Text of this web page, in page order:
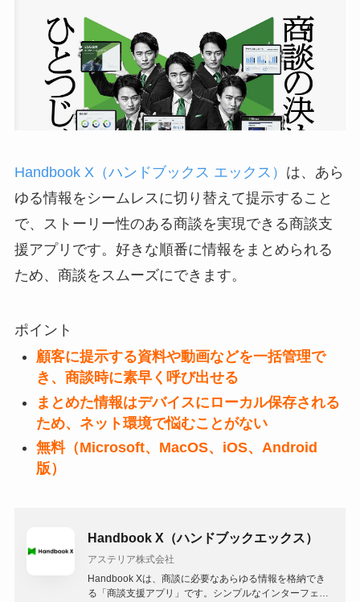
Handbook X（ハンドブックス エックス） は、あら
ゆる情報をシームレスに切り替えて提示すること
で、ストーリー性のある商談を実現できる商談支
援アプリです。好きな順番に情報をまとめられる
ため、商談をスムーズにできます。
ポイント
顧客に提示する資料や動画などを一括管理で
き、商談時に素早く呼び出せる
まとめた情報はデバイスにローカル保存される
ため、ネット環境で悩むことがない
無料（Microsoft、MacOS、iOS、Android
版）
Handbook X（ハンドブックエックス）
アステリア株式会社
Handbook Xは、商談に必要なあらゆる情報を格納でき
る「商談支援アプリ」です。シンプルなインターフェー